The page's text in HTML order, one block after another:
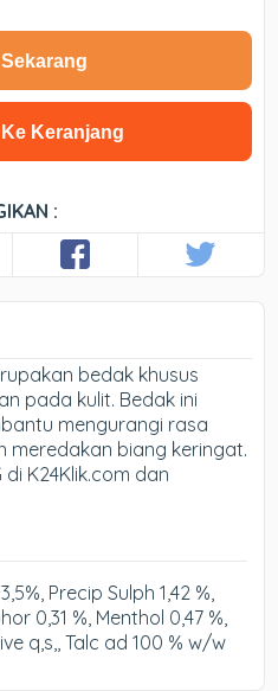
Keranjang
:
bedak khusus
pada kulit. Bedak ini
mengurangi rasa
biang keringat.
di K24Klik.com dan
Precip Sulph 1,42 %,
0,31 %, Menthol 0,47 %,
q,s,, Talc ad 100 % w/w